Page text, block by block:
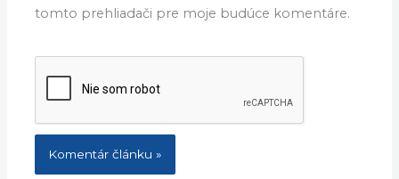
tomto prehliadači pre moje budúce komentáre.